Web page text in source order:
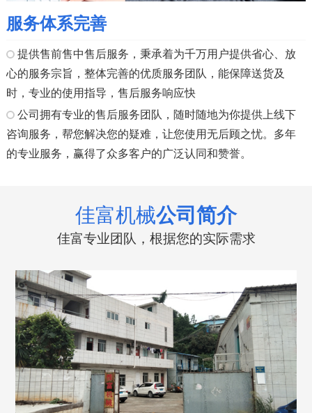
服务体系完善
提供售前售中售后服务，秉承着为千万用户提供省心、放
心的服务宗旨，整体完善的优质服务团队，能保障送货及
时，专业的使用指导，售后服务响应快
公司拥有专业的售后服务团队，随时随地为你提供上线下
咨询服务，帮您解决您的疑难，让您使用无后顾之忧。多年
的专业服务，赢得了众多客户的广泛认同和赞誉。
佳富机械公司简介
佳富专业团队，根据您的实际需求